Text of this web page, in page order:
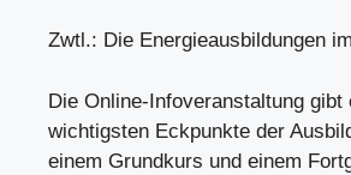
Zwtl.: Die Energieausbildungen
Die Online-Infoveranstaltung
wichtigsten Eckpunkte der
einem Grundkurs und einem